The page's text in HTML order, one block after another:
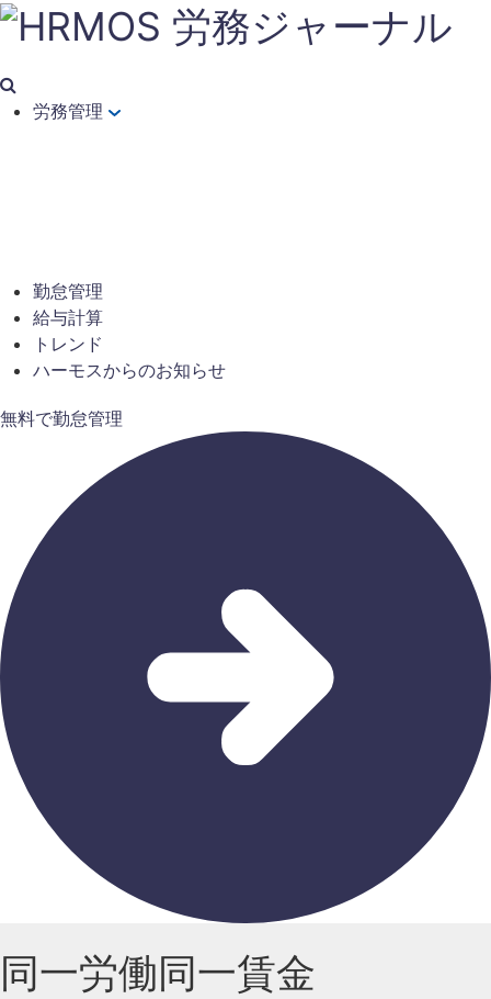
労務管理
勤怠管理
給与計算
トレンド
ハーモスからのお知らせ
無料で勤怠管理
同一労働同一賃金